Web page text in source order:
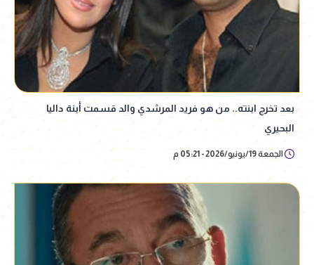
بعد تخرج ابنته.. من هو فريد المرشدي والد قسمت أبنة داليا
البحيري
الجمعة 19/يونيو/2026 - 05:21 م